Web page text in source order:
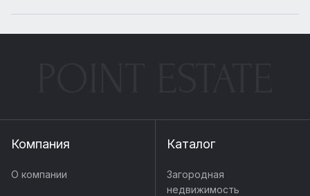
Компания
О компании
Каталог
Загородная
недвижимость